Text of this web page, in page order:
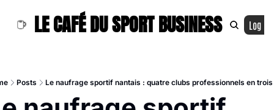
LE CAFÉ DU SPORT BUSINESS Log In
Posts Le naufrage sportif nantais : quatre clubs professionnels en trois